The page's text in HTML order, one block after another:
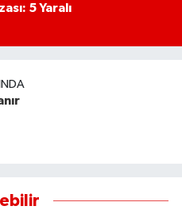
5 Yaralı